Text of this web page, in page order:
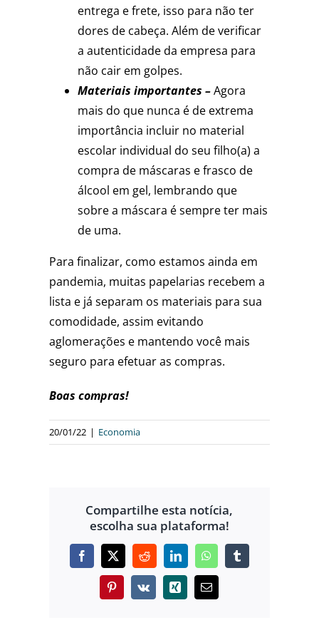
entrega e frete, isso para não ter
dores de cabeça. Além de verificar
a autenticidade da empresa para
não cair em golpes.
Materiais importantes –Agora
mais do que nunca é de extrema
importância incluir no material
escolar individual do seu filho(a) a
compra de máscaras e frasco de
álcool em gel, lembrando que
sobre a máscara é sempre ter mais
de uma.
Para finalizar, como estamos ainda em
pandemia, muitas papelarias recebem a
lista e já separam os materiais para sua
comodidade, assim evitando
aglomerações e mantendo você mais
seguro para efetuar as compras.
Boas compras!
20/01/22 | Economia
Compartilhe esta notícia,
escolha sua plataforma!
Facebook
X RedditLinkedInWhatsAppTumblr
Pinterest
Vk Xing
E-
mail